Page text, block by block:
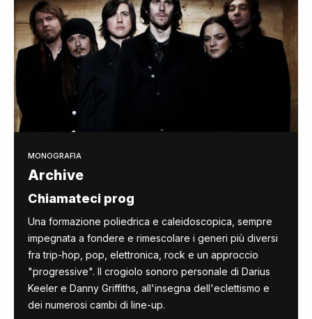
MONOGRAFIA
Archive
Chiamateci prog
Una formazione poliedrica e caleidoscopica, sempre
impegnata a fondere e rimescolare i generi più diversi
fra trip-hop, pop, elettronica, rock e un approccio
"progressive". Il crogiolo sonoro personale di Darius
Keeler e Danny Griffiths, all'insegna dell'eclettismo e
dei numerosi cambi di line-up.